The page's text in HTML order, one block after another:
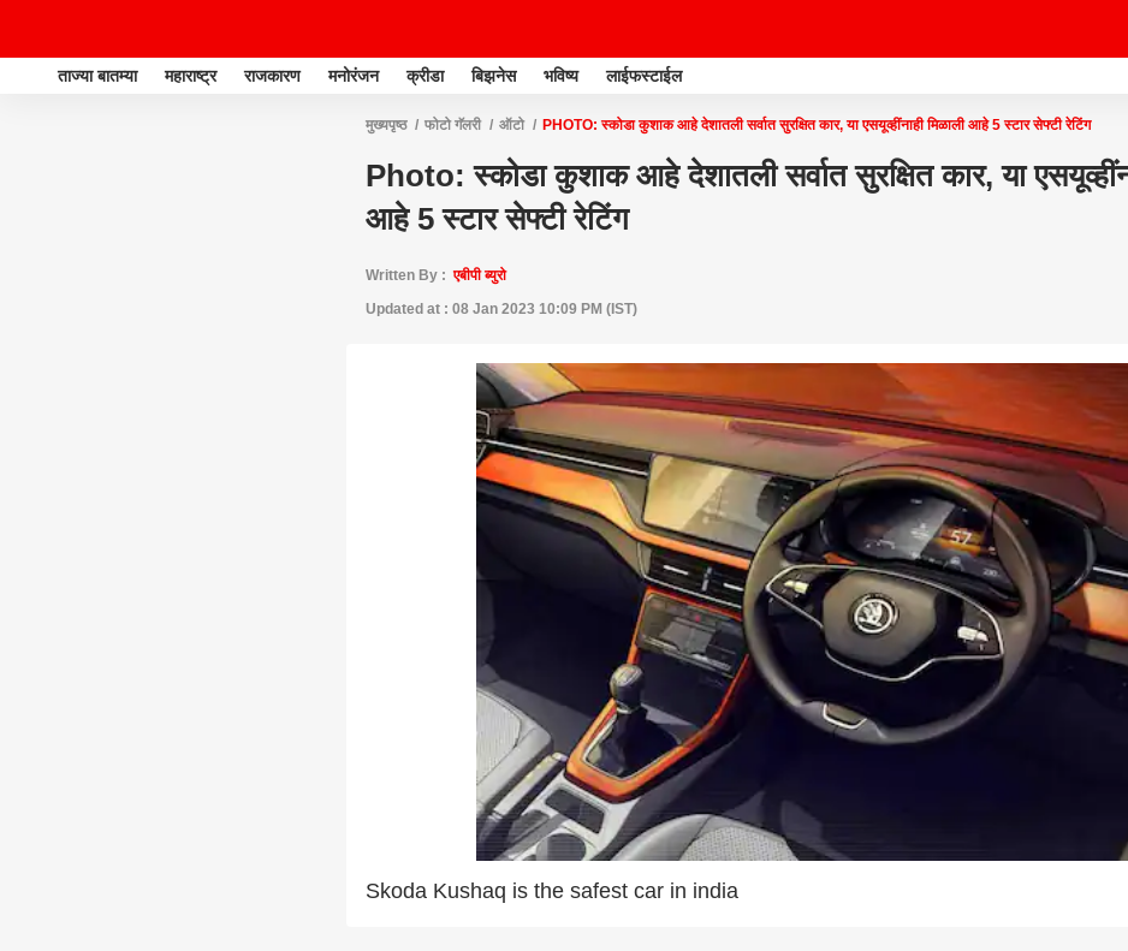
ताज्या बातम्या महाराष्ट्र राजकारण मनोरंजन क्रीडा बिझनेस भविष्य लाईफस्टाईल
मुख्यपृष्ठ फोटो गॅलरी ऑटो PHOTO: स्कोडा कुशाक आहे देशातली सर्वात सुरक्षित कार, या एसयूव्हींनाही मिळाली आहे 5 स्टार सेफ्टी रेटिंग
Photo: स्कोडा कुशाक आहे देशातली सर्वात सुरक्षित कार, या
आहे 5 स्टार सेफ्टी रेटिंग
Written By :एबीपी ब्युरो
Updated at : 08 Jan 2023 10:09 PM (IST)
Skoda Kushaq is the safest car in india